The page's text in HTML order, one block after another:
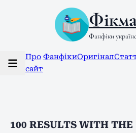
Фанфіки
Про
сайт
ФанфікиОригінал
100 RESULTS WITH THE